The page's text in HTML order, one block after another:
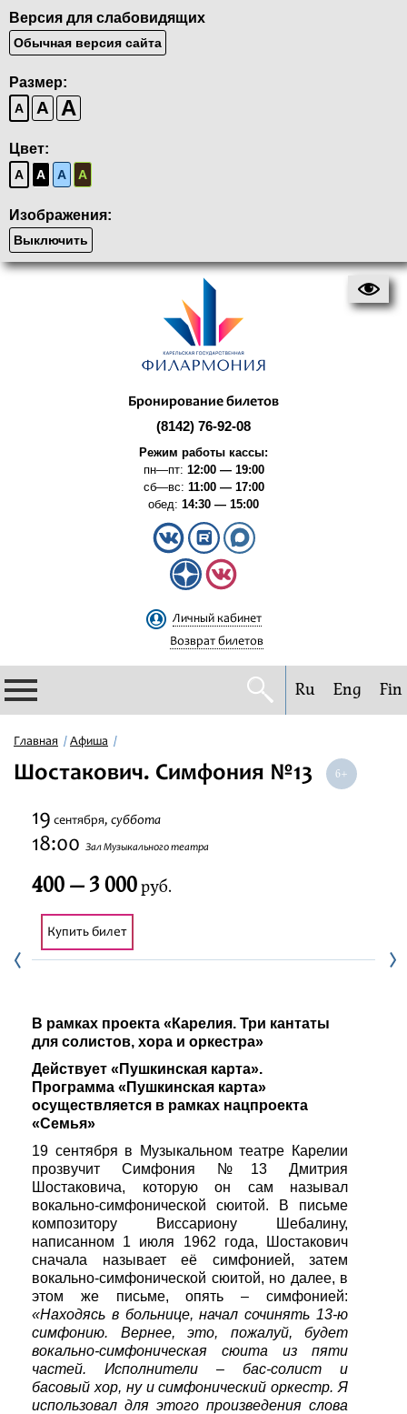
Версия для слабовидящих
Обычная версия сайта
Размер:
A A A
Цвет:
A A A A
Изображения:
Выключить
Бронирование билетов
(8142) 76-92-08
Режим работы кассы:
пн—пт: 12:00 — 19:00
сб—вс: 11:00 — 17:00
обед: 14:30 — 15:00
Личный кабинет
Возврат билетов
Филармония
Фестивали
Абонементы
Новости
Ru Eng Fin
Главная Афиша
Шостакович. Симфония №13
19 сентября, суббота
18:00 Зал Музыкального театра
400 — 3 000руб.
Купить билет
В рамках проекта «Карелия. Три кантаты
для солистов, хора и оркестра»
Действует «Пушкинская карта».
Программа «Пушкинская карта»
осуществляется в рамках нацпроекта
«Семья»
19 сентября в Музыкальном театре Карелии
прозвучит Симфония №13 Дмитрия
Шостаковича, которую он сам называл
вокально-симфонической сюитой. В письме
композитору Виссариону Шебалину,
написанном 1 июля 1962 года, Шостакович
сначала называет её симфонией, затем
вокально-симфонической сюитой, но далее, в
этом же письме, опять – симфонией:
«Находясь в больнице, начал сочинять 13-ю
симфонию. Вернее, это, пожалуй, будет
вокально-симфоническая сюита из пяти
частей. Исполнители – бас-солист и
басовый хор, ну и симфонический оркестр. Я
использовал для этого произведения слова